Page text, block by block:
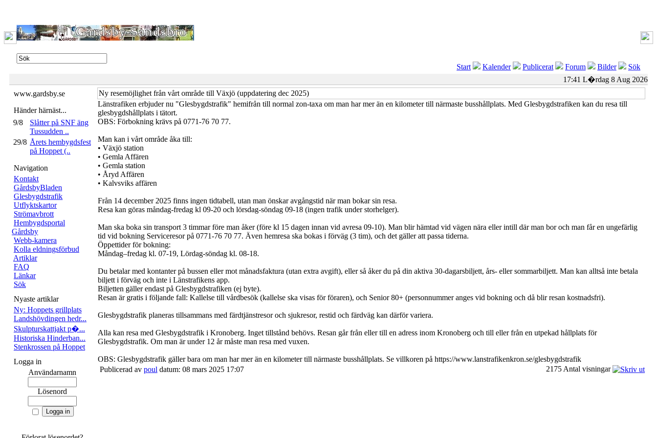
Start Kalender Publicerat Forum Bilder
Sök
17:41 L�rdag 8 Aug 2026
www.gardsby.se
Händer härnäst...
9/8
Slåtter på SNF äng
Tussudden ..
29/8 Årets hembygdsfest
på Hoppet (..
Navigation
Kontakt
GårdsbyBladen
Glesbygdstrafik
Utflyktskartor
Strömavbrott
Hembygdsportal
Gårdsby
Webb-kamera
Kolla eldningsförbud
Artiklar
FAQ
Länkar
Sök
Nyaste artiklar
Ny: Hoppets grillplats
Landshövdingen hedr...
Skulpturskattjakt p�...
Historiska Hinderban...
Stenkrossen på Hoppet
Logga in
Användarnamn
Lösenord
Ny resemöjlighet från vårt område till Växjö (uppdatering dec 2025)
Länstrafiken erbjuder nu "Glesbygdstrafik" hemifrån till normal zon-taxa om man har mer än en kilometer till närmaste busshållplats. Med Glesbygdstrafiken kan du resa till
glesbygdshållplats i tätort.
OBS: Förbokning krävs på 0771-76 70 77.
Man kan i vårt område åka till:
• Växjö station
• Gemla Affären
• Gemla station
• Åryd Affären
• Kalvsviks affären
Från 14 december 2025 finns ingen tidtabell, utan man önskar avgångstid när man bokar sin resa.
Resa kan göras måndag-fredag kl 09-20 och lörsdag-söndag 09-18 (ingen trafik under storhelger).
Man ska boka sin transport 3 timmar före man åker (före kl 15 dagen innan vid avresa 09-10). Man blir hämtad vid vägen nära eller intill där man bor och man får en ungefärlig
tid vid bokning Serviceresor på 0771-76 70 77. Även hemresa ska bokas i förväg (3 tim), och det gäller att passa tiderna.
Öppettider för bokning:
Måndag–fredag kl. 07-19, Lördag-söndag kl. 08-18.
Du betalar med kontanter på bussen eller mot månadsfaktura (utan extra avgift), eller så åker du på din aktiva 30-dagarsbiljett, års- eller sommarbiljett. Man kan alltså inte betala
biljett i förväg och inte i Länstrafikens app.
Biljetten gäller endast på Glesbygdstrafiken (ej byte).
Resan är gratis i följande fall: Kallelse till vårdbesök (kallelse ska visas för föraren), och Senior 80+ (personnummer anges vid bokning och då blir resan kostnadsfri).
Glesbygdstrafik planeras tillsammans med färdtjänstresor och sjukresor, restid och färdväg kan därför variera.
Alla kan resa med Glesbygdstrafik i Kronoberg. Inget tillstånd behövs. Resan går från eller till en adress inom Kronoberg och till eller från en utpekad hållplats för
Glesbygdstrafik. Om man är under 12 år måste man resa med vuxen.
OBS: Glesbygdstrafik gäller bara om man har mer än en kilometer till närmaste busshållplats. Se villkoren på https://www.lanstrafikenkron.se/glesbygdstrafik
Publicerad av poul datum: 08 mars 2025 17:07 2175 Antal visningar